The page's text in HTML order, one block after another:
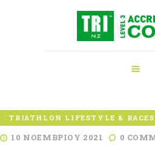
ΑΡΧΙΚΉ
ΝΈΑ
ΕΞΟΠΛΙΣΜΌΣ
ΕΠΙΚΟΙΝΩΝΊΑ
TRIATHLON LIFESTYLE & RACES
10 ΝΟΕΜΒΡΊΟΥ 2021 0